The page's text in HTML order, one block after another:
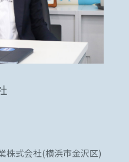
株式会社(横浜市金沢区)